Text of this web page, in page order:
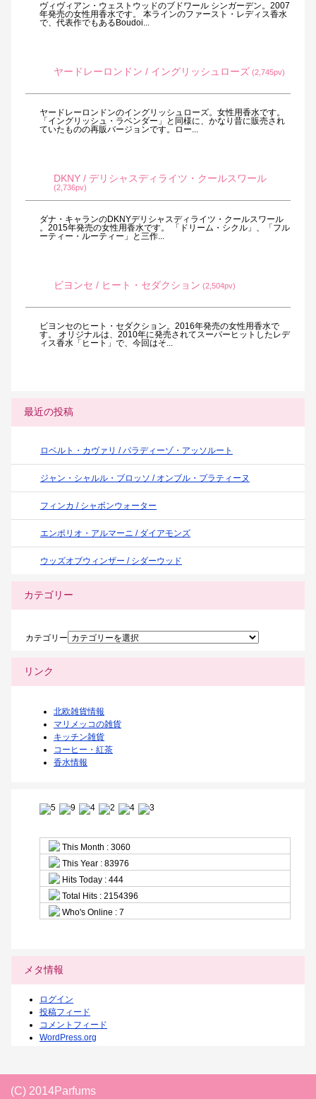
ヴィヴィアン・ウェストウッドのブドワール シンガーデン。2007
年発売の女性用香水です。 本ラインのファースト・レディス香水
で、代表作でもあるBoudoi...
ヤードレーロンドン / イングリッシュローズ (2,745pv)
ヤードレーロンドンのイングリッシュローズ。女性用香水です。
「イングリッシュ・ラベンダー」と同様に、かなり昔に販売され
ていたものの再販バージョンです。ロー...
DKNY / デリシャスディライツ・クールスワール
(2,736pv)
ダナ・キャランのDKNYデリシャスディライツ・クールスワール
。2015年発売の女性用香水です。 「ドリーム・シクル」、「フル
ーティー・ルーティー」と三作...
ビヨンセ / ヒート・セダクション (2,504pv)
ビヨンセのヒート・セダクション。2016年発売の女性用香水で
す。 オリジナルは、2010年に発売されてスーパーヒットしたレデ
ィス香水「ヒート」で、今回はそ...
最近の投稿
ロベルト・カヴァリ / パラディーゾ・アッソルート
ジャン・シャルル・ブロッソ / オンブル・プラティーヌ
フィンカ / シャボンウォーター
エンポリオ・アルマーニ / ダイアモンズ
ウッズオブウィンザー / シダーウッド
カテゴリー
カテゴリー
リンク
北欧雑貨情報
マリメッコの雑貨
キッチン雑貨
コーヒー・紅茶
香水情報
This Month : 3060
This Year : 83976
Hits Today : 444
Total Hits : 2154396
Who's Online : 7
メタ情報
ログイン
投稿フィード
コメントフィード
WordPress.org
(C) 2014Parfums